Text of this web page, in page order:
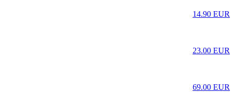
14.90 EUR
23.00 EUR
69.00 EUR